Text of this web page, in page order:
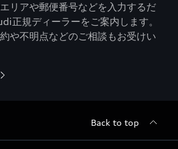
リアや郵便番号などを入力するだ
正規ディーラーをご案内します。
や不明点などのご相談もお受けい
Back to top